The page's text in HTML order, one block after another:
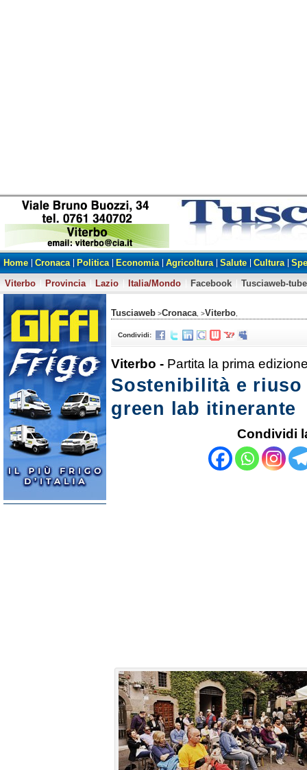
Home Cronaca Politica Economia Agricoltura Salute Cultura
Viterbo
Provincia Lazio Italia/Mondo Facebook Tusciaweb-tube
Tusciaweb >Cronaca , >Viterbo
Condividi:
Viterbo - Partita la prima
Sostenibilità e
green lab itinerante
Condividi